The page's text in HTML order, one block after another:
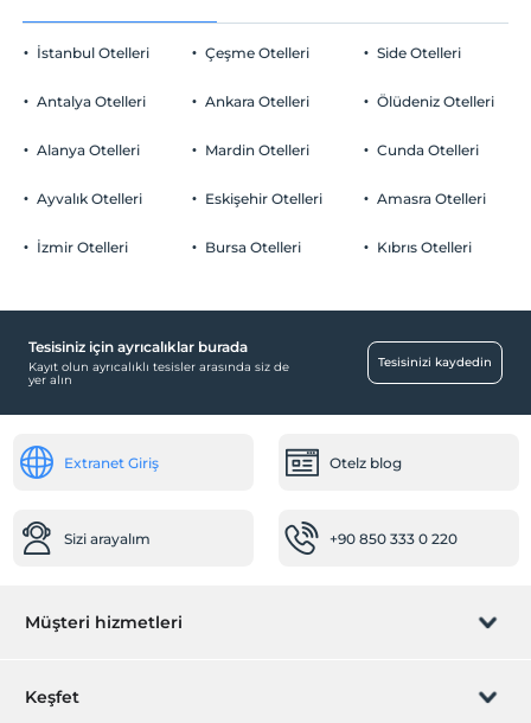
İstanbul Otelleri
Antalya Otelleri
Alanya Otelleri
Ayvalık Otelleri
İzmir Otelleri
Çeşme Otelleri
Ankara Otelleri
Mardin Otelleri
Eskişehir Otelleri
Bursa Otelleri
Side Otelleri
Ölüdeniz Otelleri
Cunda Otelleri
Amasra Otelleri
Kıbrıs Otelleri
Tesisiniz için ayrıcalıklar burada
Kayıt olun ayrıcalıklı tesisler arasında siz de
yer alın
Tesisinizi kaydedin
Extranet Giriş Otelz blog
Sizi arayalım +90 850 333 0 220
Müşteri hizmetleri
Rezervasyon yönet
Keşfet